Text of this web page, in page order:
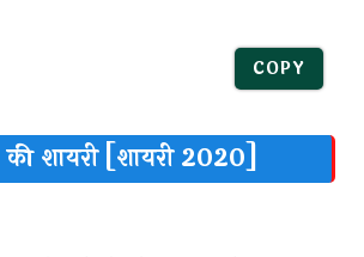
COPY
शायरी [शायरी 2020]